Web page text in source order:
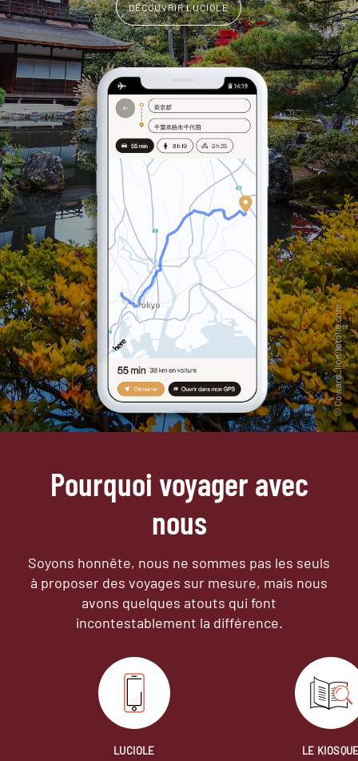
DÉCOUVRIR LUCIOLE
Pourquoi voyager avec
nous
Soyons honnête, nous ne sommes pas les seuls
à proposer des voyages sur mesure, mais nous
avons quelques atouts qui font
incontestablement la différence.
LUCIOLE
LE